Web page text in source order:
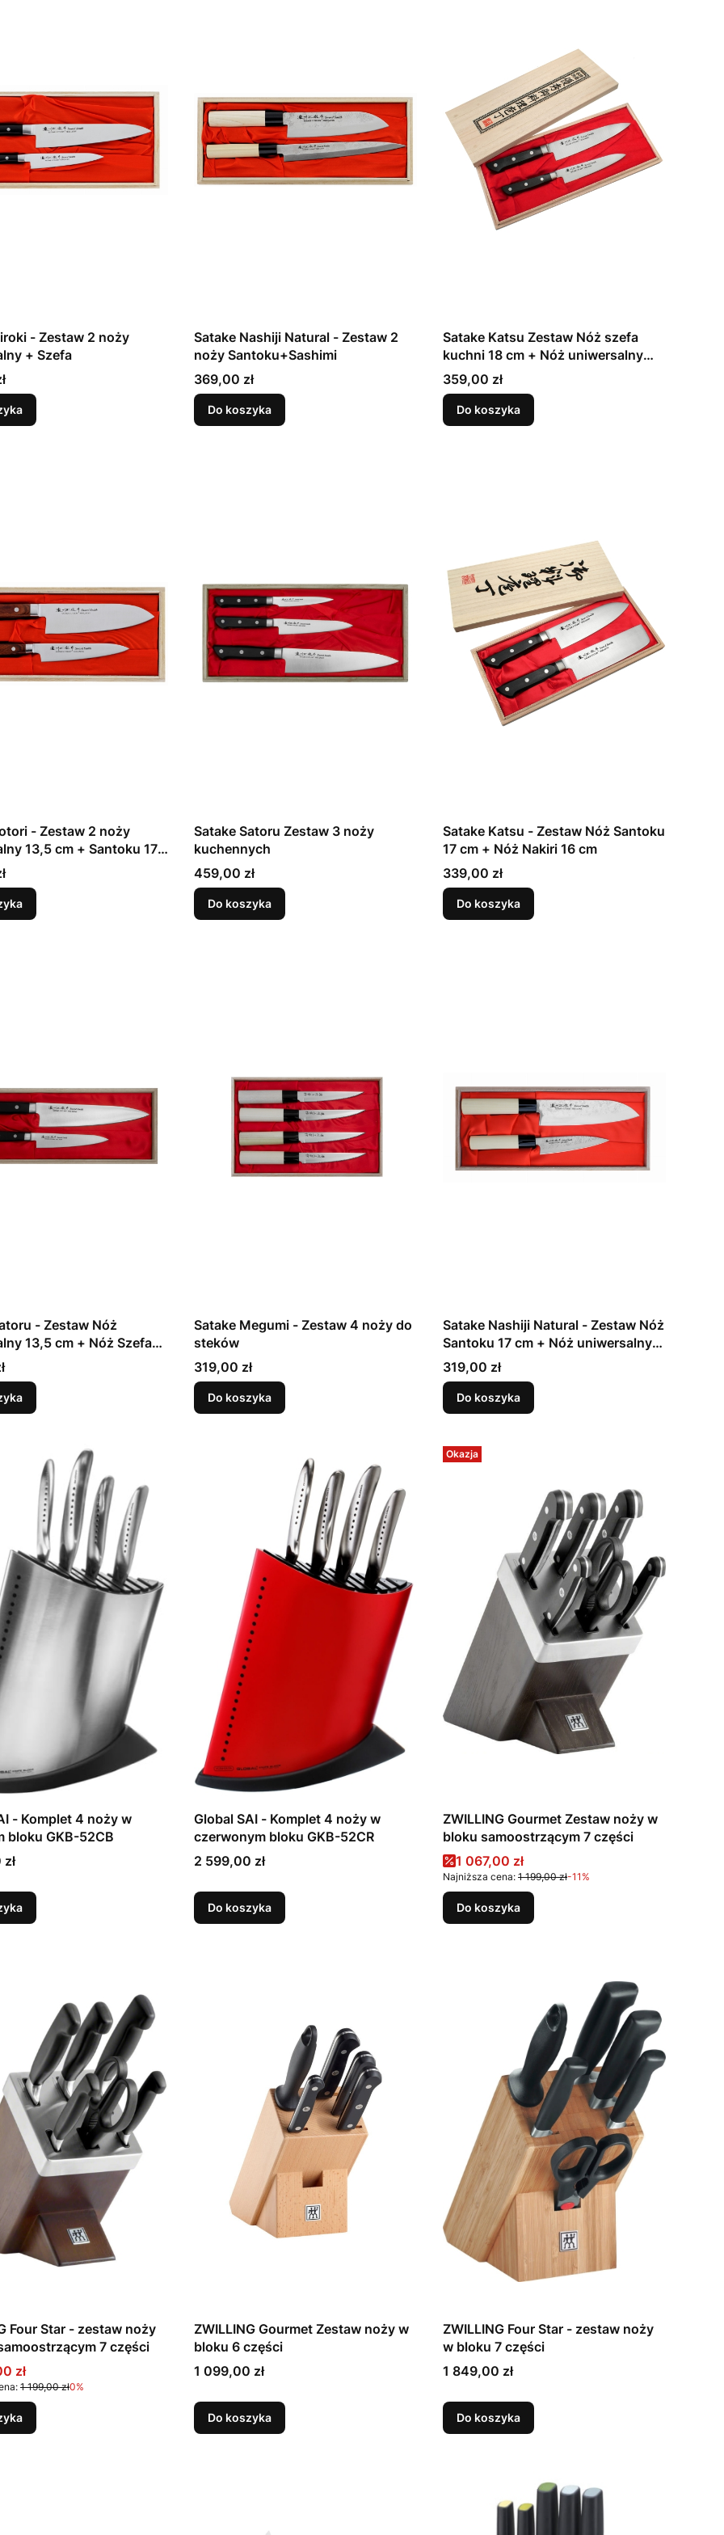
- Zestaw 2 noży
+ Szefa
Satake Nashiji Natural - Zestaw 2
noży Santoku+Sashimi
Cena
369,00 zł
Do koszyka
Satake Katsu Zestaw Nóż szefa
kuchni 18 cm + Nóż uniwersalny
13,5 cm
Cena
359,00 zł
Do koszyka
- Zestaw 2 noży
13,5 cm + Santoku 17
Satake Satoru Zestaw 3 noży
kuchennych
Cena
459,00 zł
Do koszyka
Satake Katsu - Zestaw Nóż Santoku
17 cm + Nóż Nakiri 16 cm
Cena
339,00 zł
Do koszyka
- Zestaw Nóż
cm + Nóż Szefa
Satake Megumi - Zestaw 4 noży do
steków
Cena
319,00 zł
Do koszyka
Satake Nashiji Natural - Zestaw Nóż
Santoku 17 cm + Nóż uniwersalny
12 cm
Cena
319,00 zł
Do koszyka
bloku GKB-52CB
Global SAI - Komplet 4 noży w
czerwonym bloku GKB-52CR
Cena
2 599,00 zł
Do koszyka
Okazja
ZWILLING Gourmet Zestaw noży w
bloku samoostrzącym 7 części
Cena promocyjna
1 067,00 zł
Najniższa cena: 1 199,00 zł-11%
Do koszyka
Four Star - zestaw noży
bloku samoostrzącym 7 części
zł
1 199,00 zł0%
ZWILLING Gourmet Zestaw noży w
bloku 6 części
Cena
1 099,00 zł
Do koszyka
ZWILLING Four Star - zestaw noży
w bloku 7 części
Cena
1 849,00 zł
Do koszyka